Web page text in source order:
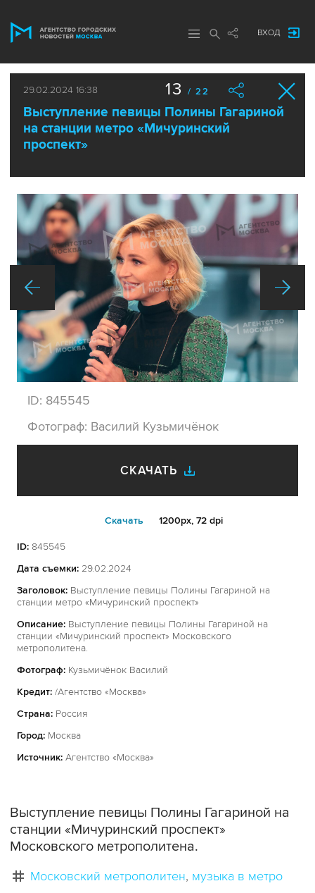
ВХОД
29.02.2024 16:38
Выступление певицы Полины Гагариной
на станции метро «Мичуринский
проспект»
13 / 22
ID: 845545
Фотограф: Василий Кузьмичёнок
СКАЧАТЬ
Cкачать 1200px, 72 dpi
ID: 845545
Дата съемки: 29.02.2024
Заголовок: Выступление певицы Полины Гагариной на
станции метро «Мичуринский проспект»
Описание: Выступление певицы Полины Гагариной на
станции «Мичуринский проспект» Московского
метрополитена.
Фотограф: Кузьмичёнок Василий
Кредит: /Агентство «Москва»
Страна: Россия
Город: Москва
Источник: Агентство «Москва»
Выступление певицы Полины Гагариной на
станции «Мичуринский проспект»
Московского метрополитена.
Московский метрополитен музыка в метро